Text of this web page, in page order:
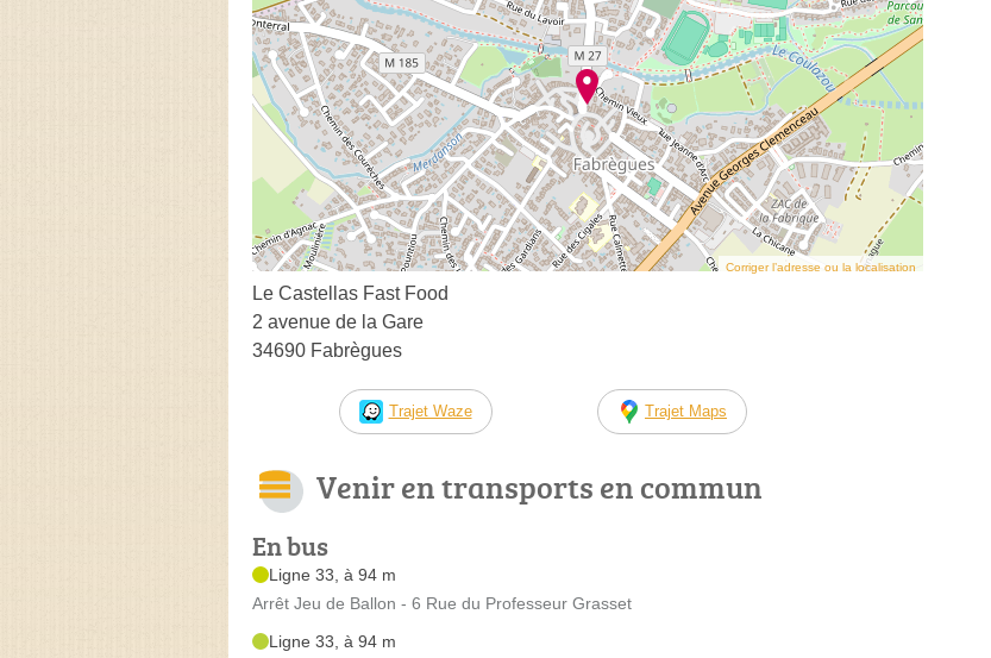
Corriger l’adresse ou la localisation
Le Castellas Fast Food
2 avenue de la Gare
34690 Fabrègues
Trajet Waze Trajet Maps
Venir en transports en commun
En bus
Ligne 33, à 94 m
Arrêt Jeu de Ballon - 6 Rue du Professeur Grasset
Ligne 33, à 94 m